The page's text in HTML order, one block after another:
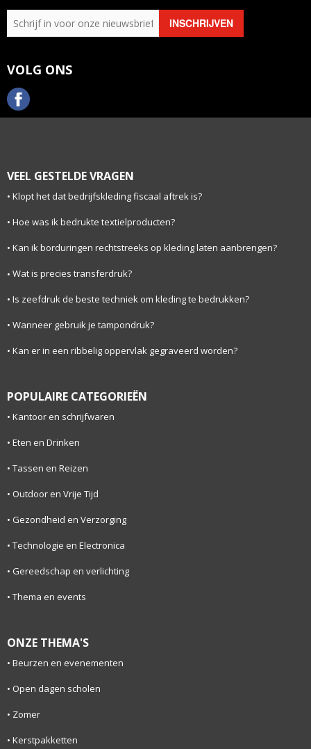
VOLG ONS
VEEL GESTELDE VRAGEN
Klopt het dat bedrijfskleding fiscaal aftrek is?
Hoe was ik bedrukte textielproducten?
Kan ik borduringen rechtstreeks op kleding laten aanbrengen?
Wat is precies transferdruk?
Is zeefdruk de beste techniek om kleding te bedrukken?
Wanneer gebruik je tampondruk?
Kan er in een ribbelig oppervlak gegraveerd worden?
POPULAIRE CATEGORIEËN
Kantoor en schrijfwaren
Eten en Drinken
Tassen en Reizen
Outdoor en Vrije Tijd
Gezondheid en Verzorging
Technologie en Electronica
Gereedschap en verlichting
Thema en events
ONZE THEMA'S
Beurzen en evenementen
Open dagen scholen
Zomer
Kerstpakketten